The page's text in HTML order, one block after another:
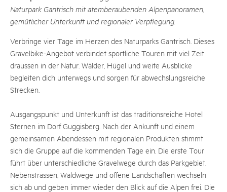
Naturpark Gantrisch mit atemberaubenden Alpenpanoramen,
gemütlicher Unterkunft und regionaler Verpflegung.
Verbringe vier Tage im Herzen des Naturparks Gantrisch. Dieses
Gravelbike-Angebot verbindet sportliche Touren mit viel Zeit
draussen in der Natur. Wälder, Hügel und weite Ausblicke
begleiten dich unterwegs und sorgen für abwechslungsreiche
Strecken.
Ausgangspunkt und Unterkunft ist das traditionsreiche Hotel
Sternen im Dorf Guggisberg. Nach der Ankunft und einem
gemeinsamen Abendessen mit regionalen Produkten stimmt
sich die Gruppe auf die kommenden Tage ein. Die erste Tour
führt über unterschiedliche Gravelwege durch das Parkgebiet.
Nebenstrassen, Waldwege und offene Landschaften wechseln
sich ab und geben immer wieder den Blick auf die Alpen frei. Die